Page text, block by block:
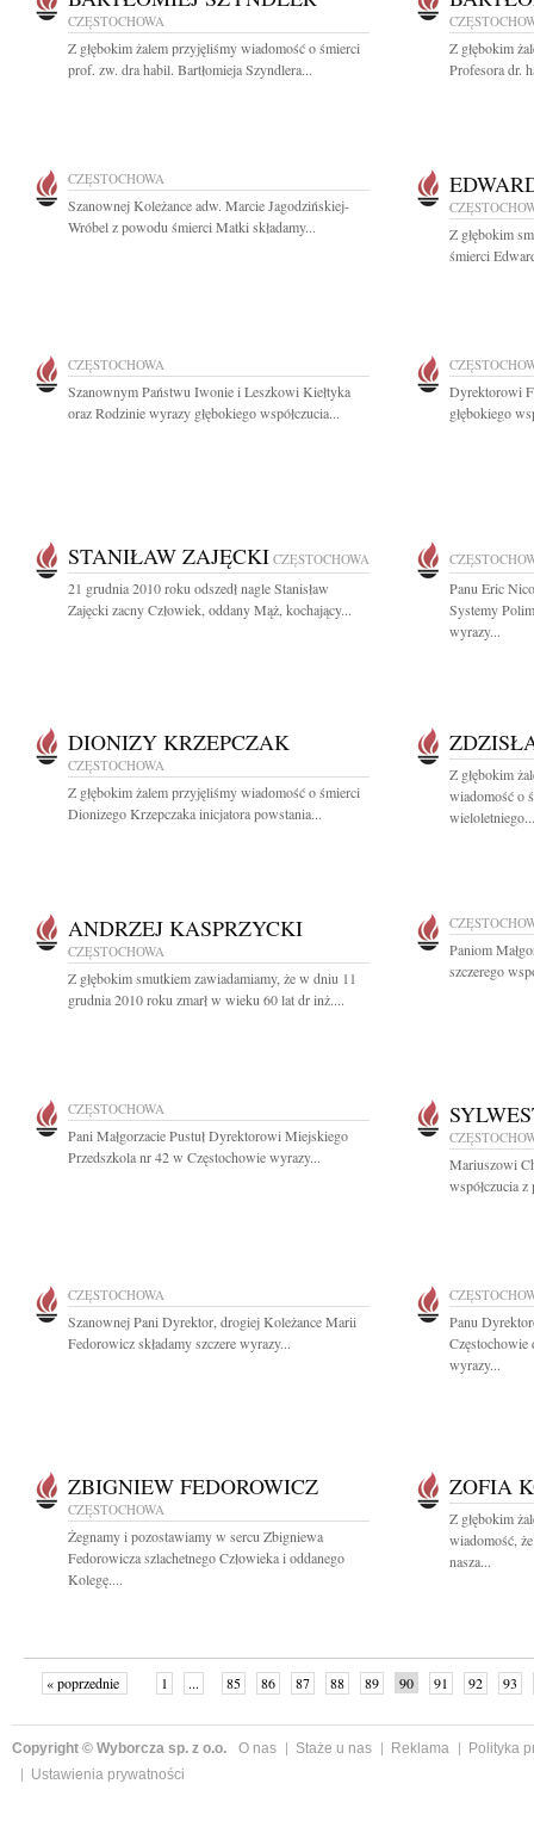
CZĘSTOCHOWA
Z głębokim żalem przyjęliśmy wiadomość o śmierci
prof. zw. dra habil. Bartłomieja Szyndlera...
Z głębokim
Profesora dr.
CZĘSTOCHOWA
Szanownej Koleżance adw. Marcie Jagodzińskiej-
Wróbel z powodu śmierci Matki składamy...
Z głębokim
śmierci
CZĘSTOCHOWA
Szanownym Państwu Iwonie i Leszkowi Kiełtyka
oraz Rodzinie wyrazy głębokiego współczucia...
Dyrektorowi
głębokiego
STANIŁAW ZAJĘCKI CZĘSTOCHOWA
21 grudnia 2010 roku odszedł nagle Stanisław
Zajęcki zacny Człowiek, oddany Mąż, kochający...
Panu Eric
Systemy
wyrazy...
DIONIZY KRZEPCZAK
CZĘSTOCHOWA
Z głębokim żalem przyjęliśmy wiadomość o śmierci
Dionizego Krzepczaka inicjatora powstania...
Z głębokim
wiadomość o
wieloletniego...
ANDRZEJ KASPRZYCKI
CZĘSTOCHOWA
Z głębokim smutkiem zawiadamiamy, że w dniu 11
grudnia 2010 roku zmarł w wieku 60 lat dr inż....
Paniom
szczerego
CZĘSTOCHOWA
Pani Małgorzacie Pustuł Dyrektorowi Miejskiego
Przedszkola nr 42 w Częstochowie wyrazy...
Mariuszowi
współczucia
CZĘSTOCHOWA
Szanownej Pani Dyrektor, drogiej Koleżance Marii
Fedorowicz składamy szczere wyrazy...
Panu
Częstochowie
wyrazy...
ZBIGNIEW FEDOROWICZ
CZĘSTOCHOWA
Żegnamy i pozostawiamy w sercu Zbigniewa
Fedorowicza szlachetnego Człowieka i oddanego
Kolegę....
ZOFIA
Z głębokim
wiadomość,
nasza...
« poprzednie 1 ... 85 86 87 88 89 90 91 92
93
Copyright © Wyborcza sp. z o.o. O nas Staże u nas Reklama
Polityka
Ustawienia prywatności